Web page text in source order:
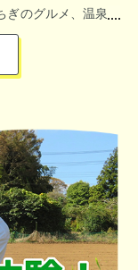
取材に伺い、「垣花
。実際に相談員の
住ですがアキタコア
ピールしました。ま
登場し、取り合いに
キホコレ」をプレ
のグルメ、温泉、
豊富な観光コンテン
できるイベントを実
光プロモーション協